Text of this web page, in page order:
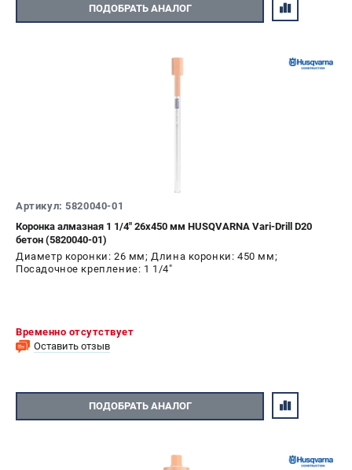
ПОДОБРАТЬ АНАЛОГ
Артикул: 5820040-01
Коронка алмазная 1 1/4" 26х450 мм HUSQVARNA Vari-Drill D20
бетон (5820040-01)
Диаметр коронки: 26 мм; Длина коронки: 450 мм;
Посадочное крепление: 1 1/4"
Временно отсутствует
Оставить отзыв
ПОДОБРАТЬ АНАЛОГ